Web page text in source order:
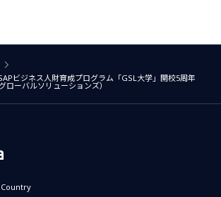
ビジネス人財育成プログラム「GSL大学」開校5周年
ローバルソリューションズ）